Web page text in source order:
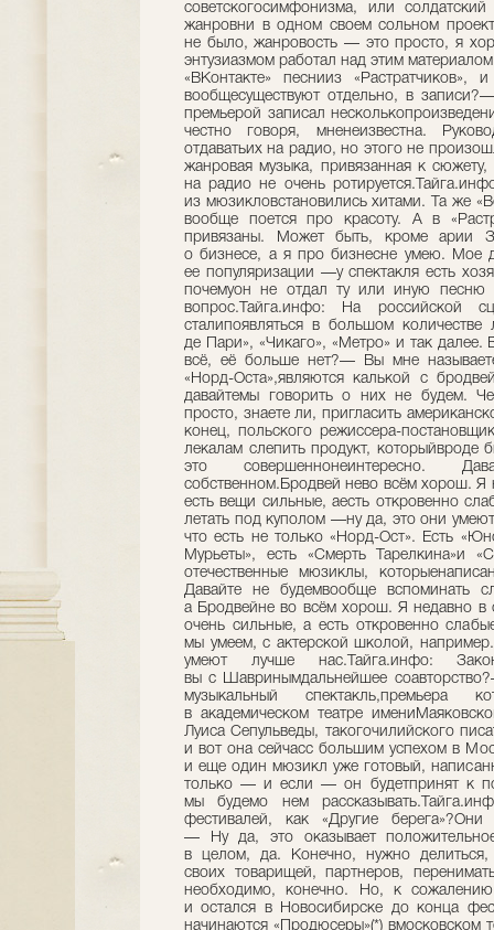
советскогосимфонизма, или
жанровни в одном своем сольном
не было, жанровость — это просто, я
энтузиазмом работал над этим
«ВКонтакте» песнииз
вообщесуществуют отдельно, в
премьерой записал
честно говоря, мненеизвестна.
отдаватьих на радио, но этого не
жанровая музыка, привязанная к
на радио не очень
из мюзикловстановились хитами. Та же
вообще поется про красоту. А в
привязаны. Может быть, кроме арии
о бизнесе, а я про бизнесне умею. Мое
ее популяризации —у спектакля есть
почемуон не отдал ту или иную песню
вопрос.Тайга.инфо: На российской
сталипоявляться в большом
де Пари», «Чикаго», «Метро» и так далее.
всё, её больше нет?— Вы мне
«Норд-Оста»,являются калькой с
давайтемы говорить о них не будем.
просто, знаете ли, пригласить
конец, польского режиссера-
лекалам слепить продукт, которыйвроде
это совершеннонеинтересно.
собственном.Бродвей нево всём хорош. Я
есть вещи сильные, аесть откровенно
летать под куполом —ну да, это они
что есть не только «Норд-Ост». Есть
Мурьеты», есть «Смерть Тарелкина»и
отечественные мюзиклы,
Давайте не будемвообще вспоминать
а Бродвейне во всём хорош. Я недавно в
очень сильные, а есть откровенно
мы умеем, с актерской школой,
умеют лучше нас.Тайга.инфо:
вы с Шавринымдальнейшее
музыкальный спектакль,премьера
в академическом театре
Луиса Сепульведы, такогочилийского
и вот она сейчасс большим успехом в
и еще один мюзикл уже готовый,
только — и если — он будетпринят к
мы будемо нем
фестивалей, как «Другие
— Ну да, это оказывает
в целом, да. Конечно, нужно делиться,
своих товарищей, партнеров,
необходимо, конечно. Но, к
и остался в Новосибирске до конца
начинаются «Продюсеры»(*) вмосковском